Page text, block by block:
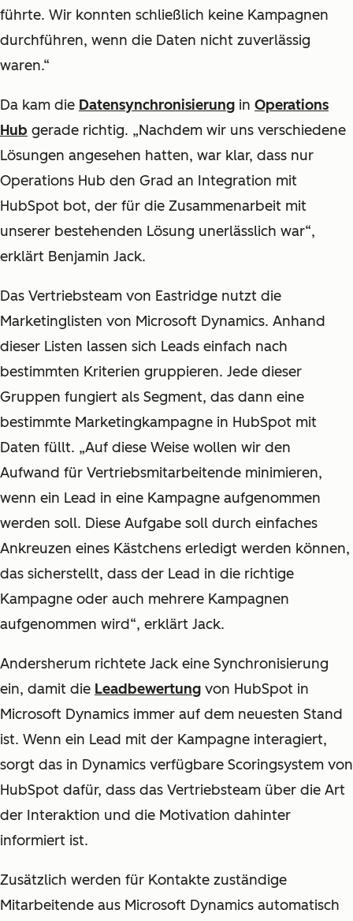
führte. Wir konnten schließlich keine Kampagnen
durchführen, wenn die Daten nicht zuverlässig
waren.“
Da kam die Datensynchronisierung in Operations
Hub gerade richtig. „Nachdem wir uns verschiedene
Lösungen angesehen hatten, war klar, dass nur
Operations Hub den Grad an Integration mit
HubSpot bot, der für die Zusammenarbeit mit
unserer bestehenden Lösung unerlässlich war“,
erklärt Benjamin Jack.
Das Vertriebsteam von Eastridge nutzt die
Marketinglisten von Microsoft Dynamics. Anhand
dieser Listen lassen sich Leads einfach nach
bestimmten Kriterien gruppieren. Jede dieser
Gruppen fungiert als Segment, das dann eine
bestimmte Marketingkampagne in HubSpot mit
Daten füllt. „Auf diese Weise wollen wir den
Aufwand für Vertriebsmitarbeitende minimieren,
wenn ein Lead in eine Kampagne aufgenommen
werden soll. Diese Aufgabe soll durch einfaches
Ankreuzen eines Kästchens erledigt werden können,
das sicherstellt, dass der Lead in die richtige
Kampagne oder auch mehrere Kampagnen
aufgenommen wird“, erklärt Jack.
Andersherum richtete Jack eine Synchronisierung
ein, damit die Leadbewertung von HubSpot in
Microsoft Dynamics immer auf dem neuesten Stand
ist. Wenn ein Lead mit der Kampagne interagiert,
sorgt das in Dynamics verfügbare Scoringsystem von
HubSpot dafür, dass das Vertriebsteam über die Art
der Interaktion und die Motivation dahinter
informiert ist.
Zusätzlich werden für Kontakte zuständige
Mitarbeitende aus Microsoft Dynamics automatisch